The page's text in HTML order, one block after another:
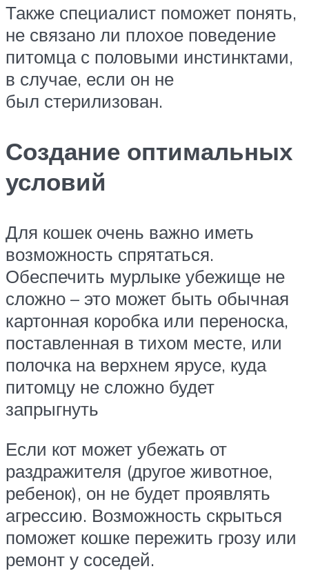
Также специалист поможет понять,
не связано ли плохое поведение
питомца с половыми инстинктами,
в случае, если он не
был стерилизован.
Создание оптимальных
условий
Для кошек очень важно иметь
возможность спрятаться.
Обеспечить мурлыке убежище не
сложно – это может быть обычная
картонная коробка или переноска,
поставленная в тихом месте, или
полочка на верхнем ярусе, куда
питомцу не сложно будет
запрыгнуть
Если кот может убежать от
раздражителя (другое животное,
ребенок), он не будет проявлять
агрессию. Возможность скрыться
поможет кошке пережить грозу или
ремонт у соседей.